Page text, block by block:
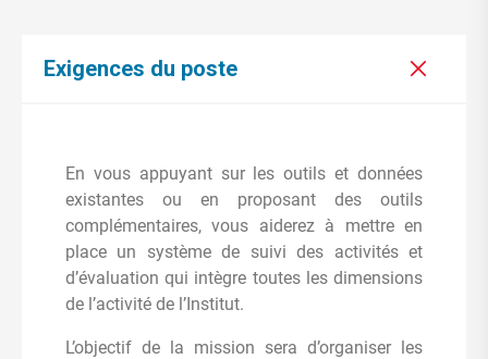
Exigences du poste
En vous appuyant sur les outils et données
existantes ou en proposant des outils
complémentaires, vous aiderez à mettre en
place un système de suivi des activités et
d’évaluation qui intègre toutes les dimensions
de l’activité de l’Institut.
L’objectif de la mission sera d’organiser les